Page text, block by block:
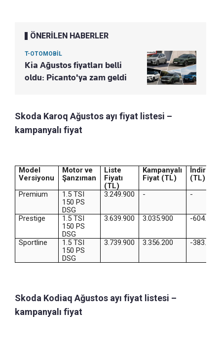
ÖNERİLEN HABERLER
T-OTOMOBİL
Kia Ağustos fiyatları belli
oldu: Picanto'ya zam geldi
Skoda Karoq Ağustos ayı fiyat listesi –
kampanyalı fiyat
Model
Versiyonu
Motor ve
Şanzıman
Liste
Fiyatı
(TL)
Kampanyalı
Fiyat (TL)
İndirim
(TL)
Premium
1.5 TSI
150 PS
DSG
3.249.900 - -
Prestige
1.5 TSI
150 PS
DSG
3.639.900 3.035.900 -604.000
Sportline
1.5 TSI
150 PS
DSG
3.739.900 3.356.200 -383.700
Skoda Kodiaq Ağustos ayı fiyat listesi –
kampanyalı fiyat